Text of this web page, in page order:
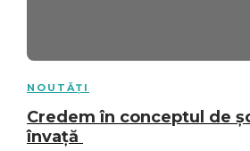
NOUTĂȚI
Credem în conceptul de
învață